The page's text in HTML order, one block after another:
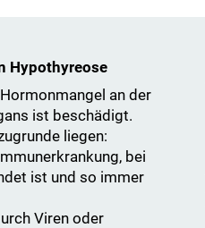
Hypothyreose
an der
ist beschädigt.
liegen:
bei
ist und so immer
Viren oder